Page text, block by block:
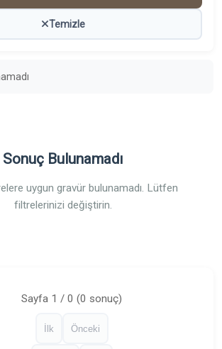
Temizle
Sonuç Bulunamadı
uygun gravür bulunamadı. Lütfen
filtrelerinizi değiştirin.
İlk Önceki
Sayfa 1 / 0 (0 sonuç)